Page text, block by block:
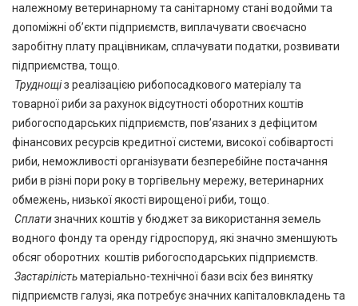
належному ветеринарному та санітарному стані водойми та
допоміжні об’єкти підприємств, виплачувати своєчасно
заробітну плату працівникам, сплачувати податки, розвивати
підприємства, тощо.
Труднощіз реалізацією рибопосадкового матеріалу та
товарної риби за рахунок відсутності оборотних коштів
рибогосподарських підприємств, пов’язаних з дефіцитом
фінансових ресурсів кредитної системи, високої собівартості
риби, неможливості організувати безперебійне постачання
риби в різні пори року в торгівельну мережу, ветеринарних
обмежень, низької якості вирощеної риби, тощо.
Сплатизначних коштів у бюджет за використання земель
водного фонду та оренду гідроспоруд, які значно зменшують
обсяг оборотних коштів рибогосподарських підприємств.
Застарілістьматеріально-технічної бази всіх без винятку
підприємств галузі, яка потребує значних капіталовкладень та